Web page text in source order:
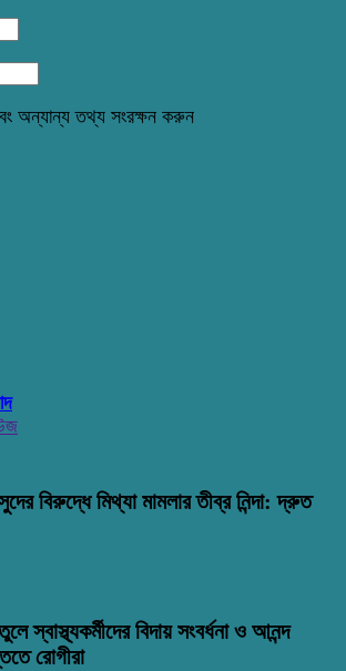
অন্যান্য তথ্য সংরক্ষন করুন
বিরুদ্ধে মিথ্যা মামলার তীব্র নিন্দা: দ্রুত
স্বাস্থ্যকর্মীদের বিদায় সংবর্ধনা ও আনন্দ
রোগীরা